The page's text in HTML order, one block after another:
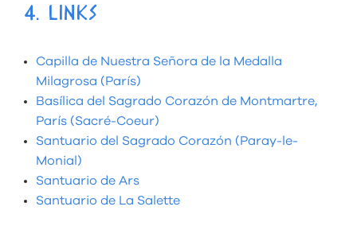
4. LINKS
Capilla de Nuestra Señora de la Medalla
Milagrosa (París)
Basílica del Sagrado Corazón de Montmartre,
París (Sacré-Coeur)
Santuario del Sagrado Corazón (Paray-le-
Monial)
Santuario de Ars
Santuario de La Salette